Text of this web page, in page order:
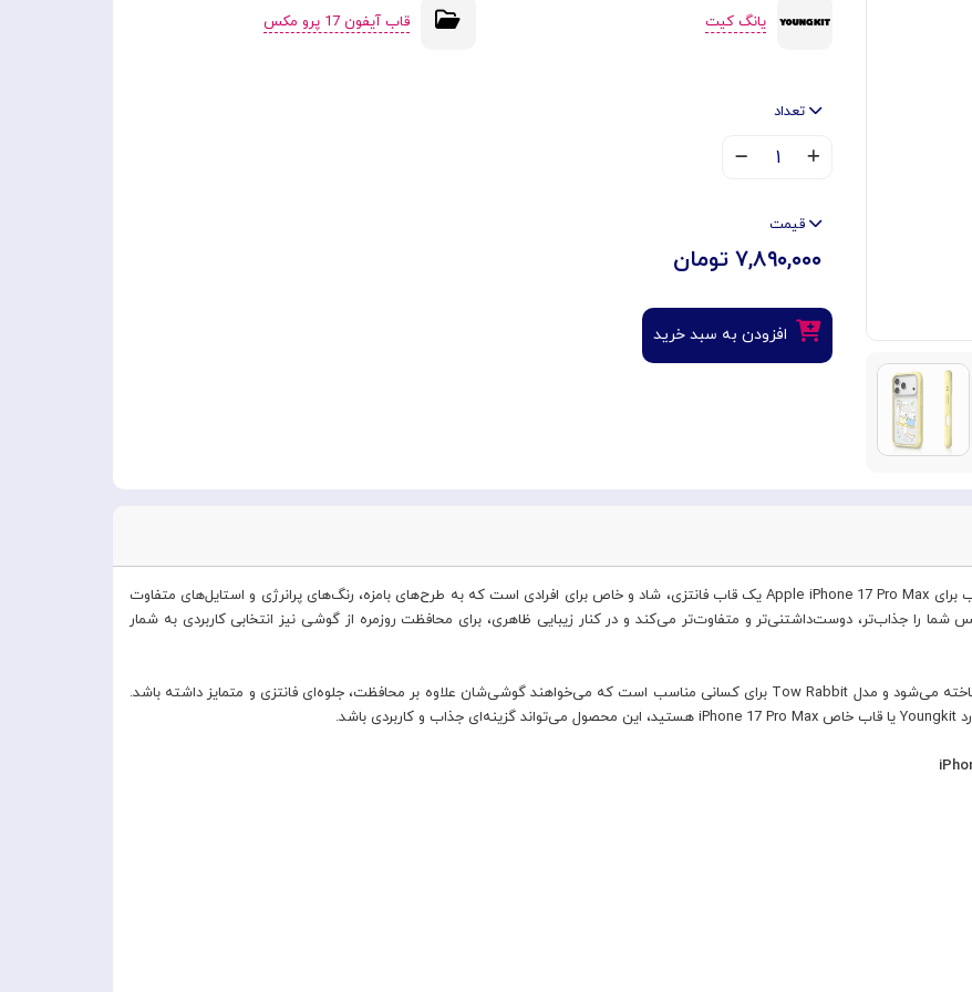
یانگ کیت قاب آیفون 17 پرو مکس
تعداد
۱
قیمت
۷,۸۹۰,۰۰۰ تومان
افزودن به سبد خرید
قاب برند یانگکیت مدل Tow Rabbit خرگوش زرد Youngkit مناسب برای Apple iPhone 17 Pro Max یک قاب فانتزی، شاد و خاص برای افرادی است که به طرح‌های بامزه، رنگ‌های پرانرژی و استایل‌های متفاوت
این قاب با طرح خرگوش زرد، ظاهر آیفون 17 پرو مکس شما را جذاب‌تر، دوست‌داشتنی‌تر و متفاوت‌تر می‌کند و در کنار زیبایی ظاهری، برای محافظت روزمره از گوشی نیز انتخابی کاربردی به شمار
برند Youngkit با طراحی قاب‌های خلاقانه، خاص و خوش‌استایل شناخته می‌شود و مدل Tow Rabbit برای کسانی مناسب است که می‌خواهند گوشی‌شان علاوه بر محافظت، جلوه‌ای فانتزی و متمایز داشته باشد.